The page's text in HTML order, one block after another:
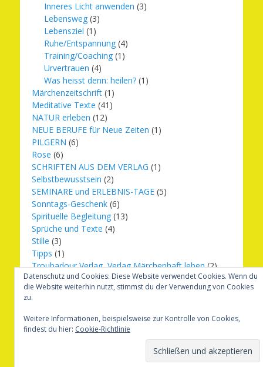
Inneres Licht anwenden (3)
Lebensweg (3)
Lebensziel (1)
Ruhe/Entspannung (4)
Training/Coaching (1)
Urvertrauen (4)
Was heisst denn: heilen? (1)
Märchenzeitschrift (1)
Meditative Texte (41)
NATUR erleben (12)
NEUE BERUFE für Neue Zeiten (1)
PILGERN (6)
Rose (6)
SCHRIFTEN AUS DEM VERLAG (1)
Selbstbewusstsein (2)
SEMINARE und ERLEBNIS-TAGE (5)
Sonntags-Geschenk (6)
Spirituelle Begleitung (13)
Sprüche und Texte (4)
Stille (3)
Tipps (1)
Troubadour Verlag, Verlag Märchenhaft leben(2)
Übungen (1)
Urbilder(20)
Verlag Märchenhaft leben
Weihnachten(16)
Datenschutz und Cookies: Diese Website verwendet Cookies. Wenn du
die Website weiterhin nutzt, stimmst du der Verwendung von Cookies
zu.
Weitere Informationen, beispielsweise zur Kontrolle von Cookies,
findest du hier: Cookie-Richtlinie
Märchenhaft und erfüllt leben. Alle